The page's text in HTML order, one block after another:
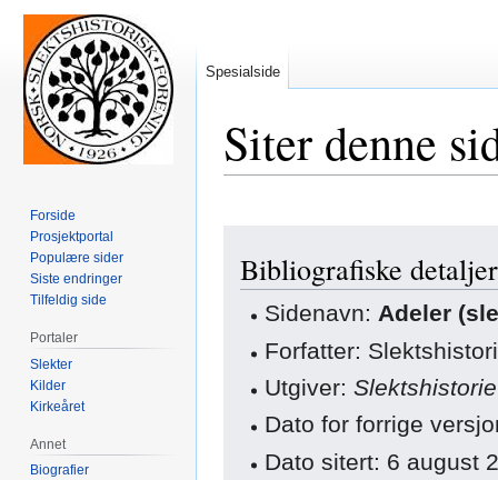
Siter denne
navigering
søkBibliografiske
Sidenavn: Adeler
Forfatter:
Utgiver:
Dato for forrige
Dato sitert: 6 august
Spesialside
Forside
Prosjektportal
Populære sider
Siste endringer
Tilfeldig side
Portaler
Slekter
Kilder
Kirkeåret
Annet
Biografier